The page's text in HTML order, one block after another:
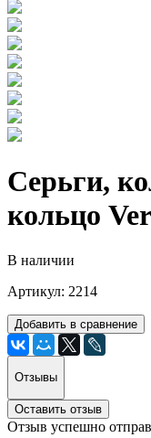
Серьги,
кольцо
В наличии
Артикул: 2214
Добавить в сравнение
Отзывы
Оставить отзыв
Отзыв успешно